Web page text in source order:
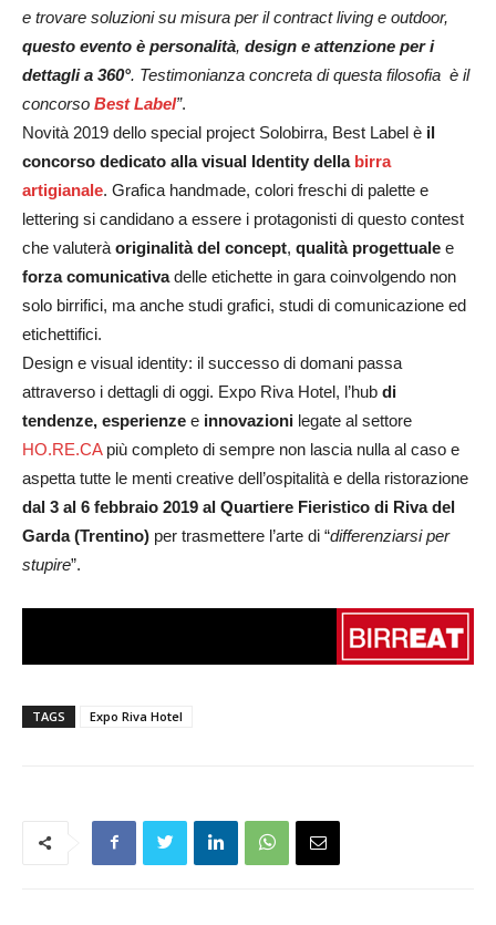
e trovare soluzioni su misura per il contract living e outdoor,
questo evento è personalità, design e attenzione per i
dettagli a 360°. Testimonianza concreta di questa filosofia è il
concorso Best Label”.
Novità 2019 dello special project Solobirra, Best Label è il
concorso dedicato alla visual Identity della birra
artigianale. Grafica handmade, colori freschi di palette e
lettering si candidano a essere i protagonisti di questo contest
che valuteràoriginalità del concept, qualità progettuale e
forza comunicativadelle etichette in gara coinvolgendo non
solo birrifici, ma anche studi grafici, studi di comunicazione ed
etichettifici.
Design e visual identity: il successo di domani passa
attraverso i dettagli di oggi. Expo Riva Hotel, l’hub di
tendenze, esperienze e innovazioni legate al settore
HO.RE.CApiù completo di sempre non lascia nulla al caso e
aspetta tutte le menti creative dell’ospitalità e della ristorazione
dal 3 al 6 febbraio 2019 al Quartiere Fieristico di Riva del
Garda (Trentino) per trasmettere l’arte di “differenziarsi per
stupire”.
TAGS Expo Riva Hotel